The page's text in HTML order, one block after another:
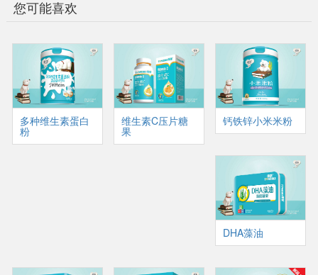
您可能喜欢
多种维生素蛋白
粉
维生素C压片糖
果
钙铁锌小米米粉
DHA藻油